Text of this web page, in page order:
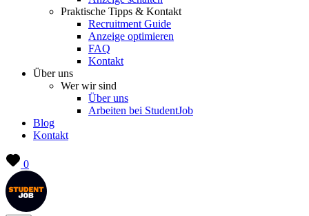
Praktische Tipps & Kontakt
Recruitment Guide
Anzeige optimieren
FAQ
Kontakt
Über uns
Wer wir sind
Über uns
Arbeiten bei StudentJob
Blog
Kontakt
0